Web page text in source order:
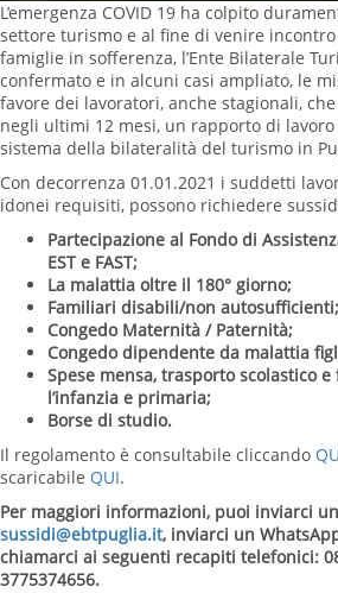
L’emergenza COVID 19 ha colpito
settore turismo e al fine di venire
famiglie in sofferenza, l’Ente Bilaterale
confermato e in alcuni casi ampliato, le
favore dei lavoratori, anche stagionali,
negli ultimi 12 mesi, un rapporto di
sistema della bilateralità del turismo in
Con decorrenza 01.01.2021 i suddetti
idonei requisiti, possono richiedere
Partecipazione al Fondo di
EST e FAST;
La malattia oltre il 180° giorno;
Familiari disabili/non autosufficienti;
Congedo Maternità / Paternità;
Congedo dipendente da malattia
Spese mensa, trasporto scolastico
l’infanzia e primaria;
Borse di studio.
Il regolamento è consultabile cliccando
scaricabile QUI.
Per maggiori informazioni, puoi inviarci
sussidi@ebtpuglia.it, inviarci un
chiamarci ai seguenti recapiti telefonici:
3775374656.